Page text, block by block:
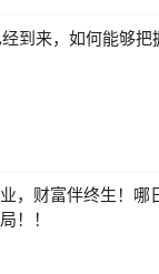
经到来，如何能够
，财富伴终生！
！！